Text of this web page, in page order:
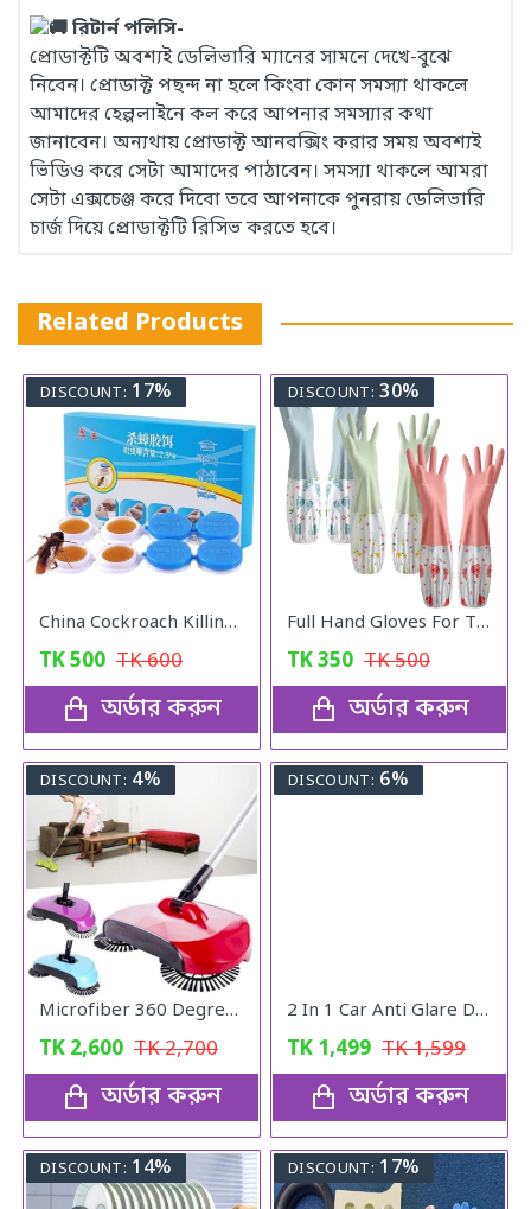
রিটার্ন পলিসি-
প্রোডাক্টটি অবশ্যই ডেলিভারি ম্যানের সামনে দেখে-বুঝে
নিবেন। প্রোডাক্ট পছন্দ না হলে কিংবা কোন সমস্যা থাকলে
আমাদের হেল্পলাইনে কল করে আপনার সমস্যার কথা
জানাবেন। অন্যথায় প্রোডাক্ট আনবক্সিং করার সময় অবশ্যই
ভিডিও করে সেটা আমাদের পাঠাবেন। সমস্যা থাকলে আমরা
সেটা এক্সচেঞ্জ করে দিবো তবে আপনাকে পুনরায় ডেলিভারি
চার্জ দিয়ে প্রোডাক্টটি রিসিভ করতে হবে।
Related Products
DISCOUNT: 17%
China Cockroach Killing Catch
TK500 TK600
অর্ডার করুন
DISCOUNT: 30%
Full Hand Gloves For The Kitchen
TK350 TK500
অর্ডার করুন
DISCOUNT: 4%
Microfiber 360 Degree Regular Rotary/Spin Mop Floor Cleaning Mop
TK 2,600 TK2,700
অর্ডার করুন
DISCOUNT: 6%
2 In 1 Car Anti Glare Day And Night Sun visor Mirrors
TK 1,499 TK1,599
অর্ডার করুন
DISCOUNT: 14% DISCOUNT: 17%